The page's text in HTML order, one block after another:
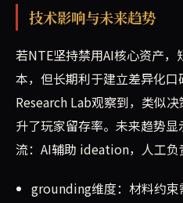
技术影响与未来趋势
若NTE坚持禁用AI核心资产
本，但长期利于建立差异化
Research Lab观察到，类似
升了玩家留存率。未来趋势
流：AI辅助 ideation，人工负
grounding维度：材料约束